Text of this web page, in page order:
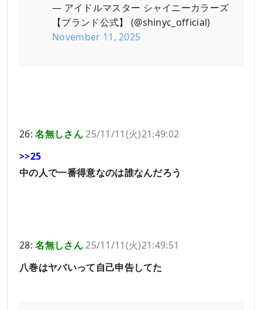
— アイドルマスター シャイニーカラーズ
【ブランド公式】 (@shinyc_official)
November 11, 2025
26:名無しさん25/11/11(火)21:49:02
>>25
中の人で一番得意なのは誰なんだろう
28:名無しさん25/11/11(火)21:49:51
八巻はヤバいって自己申告してた